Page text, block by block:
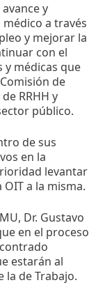
y
a través
y mejorar la
con el
y médicas que
de
RRHH y
público.
de sus
en la
levantar
a la misma.
Dr. Gustavo
en el proceso
estarán al
la de Trabajo.